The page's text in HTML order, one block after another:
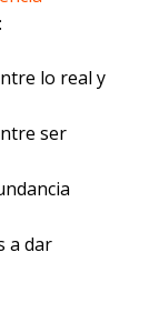
lo real y
ser
a dar